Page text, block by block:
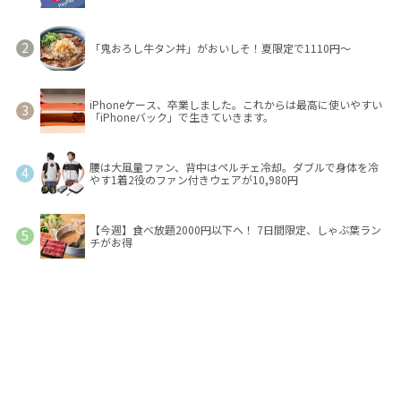
「鬼おろし牛タン丼」がおいしそ！夏限定で1110円～
iPhoneケース、卒業しました。これからは最高に使いやすい
「iPhoneバック」で生きていきます。
腰は大風量ファン、背中はペルチェ冷却。ダブルで身体を冷
やす1着2役のファン付きウェアが10,980円
【今週】食べ放題2000円以下へ！ 7日間限定、しゃぶ葉ラン
チがお得